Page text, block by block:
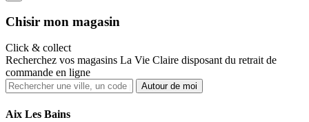
Chisir mon magasin
Click & collect
Recherchez vos magasins La Vie Claire disposant du retrait de
commande en ligne
Autour de moi
Aix Les Bains